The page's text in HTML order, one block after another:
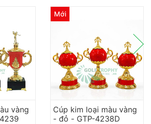
vàng
Mới
Cúp kim loại màu vàng
- đỏ - GTP-4238D